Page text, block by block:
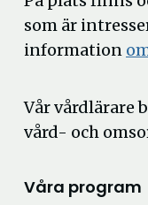
som är
information
Vår vårdlärare
vård- och
Våra program